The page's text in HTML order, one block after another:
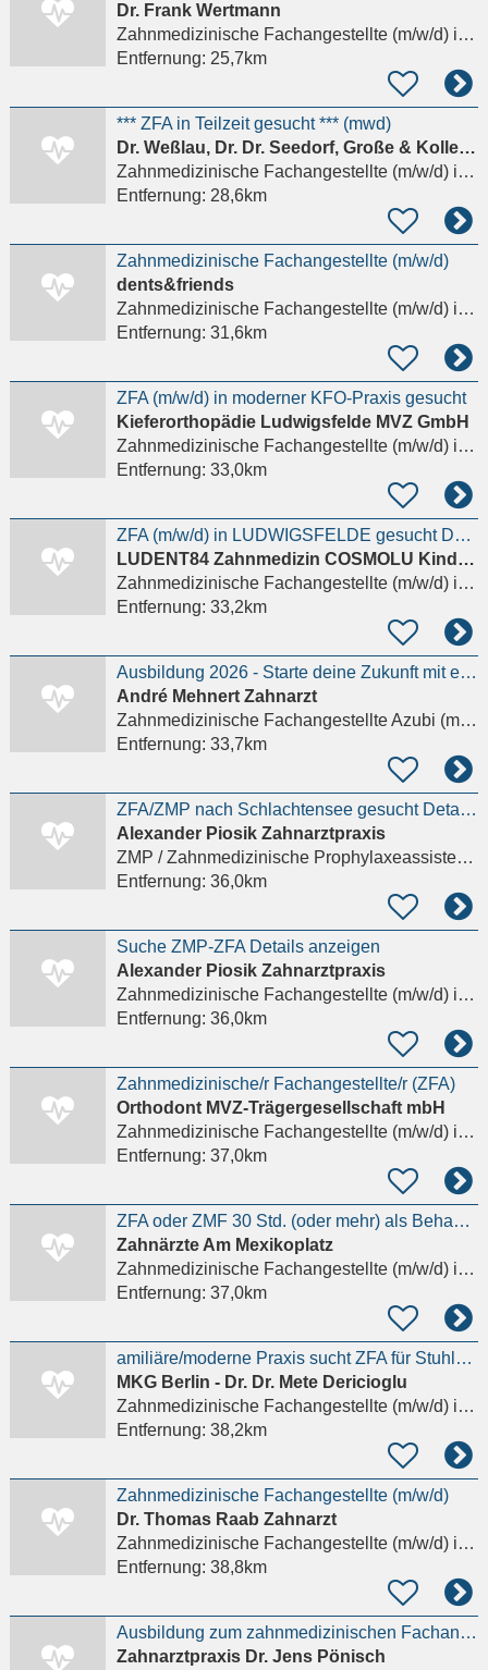
Dr. Frank Wertmann
Zahnmedizinische Fachangestellte (m/w/d)in Potsdam
Entfernung: 25,7km
*** ZFA in Teilzeit gesucht *** (mwd)
Dr. Weßlau, Dr. Dr. Seedorf, Große & Kollegen Zahnärzte
Zahnmedizinische Fachangestellte (m/w/d)in Brandenburg an der Havel
Entfernung: 28,6km
Zahnmedizinische Fachangestellte (m/w/d)
dents&friends
Zahnmedizinische Fachangestellte (m/w/d)in Berlin
Entfernung: 31,6km
ZFA (m/w/d) in moderner KFO-Praxis gesucht
Kieferorthopädie Ludwigsfelde MVZ GmbH
Zahnmedizinische Fachangestellte (m/w/d)in Ludwigsfelde
Entfernung: 33,0km
ZFA (m/w/d) in LUDWIGSFELDE gesucht Details anzeigen
LUDENT84 Zahnmedizin COSMOLU Kinderzahnheilkunde Irina Hahn und Lukas Gäbler
Zahnmedizinische Fachangestellte (m/w/d)in Ludwigsfelde, Siethen
Entfernung: 33,2km
Ausbildung 2026 - Starte deine Zukunft mit einem Lächeln!
André Mehnert Zahnarzt
Zahnmedizinische Fachangestellte Azubi (m/w/d)
Entfernung: 33,7km
ZFA/ZMP nach Schlachtensee gesucht Details anzeigen
Alexander Piosik Zahnarztpraxis
ZMP / Zahnmedizinische Prophylaxeassistenz (m/w/d)
Entfernung: 36,0km
Suche ZMP-ZFA Details anzeigen
Alexander Piosik Zahnarztpraxis
Zahnmedizinische Fachangestellte (m/w/d)in Berlin
Entfernung: 36,0km
Zahnmedizinische/r Fachangestellte/r (ZFA)
Orthodont MVZ-Trägergesellschaft mbH
Zahnmedizinische Fachangestellte (m/w/d)in Teltow
Entfernung: 37,0km
ZFA oder ZMF 30 Std. (oder mehr) als Behandlungsassistenz Details anzeigen
Zahnärzte Am Mexikoplatz
Zahnmedizinische Fachangestellte (m/w/d)in Berlin
Entfernung: 37,0km
amiliäre/moderne Praxis sucht ZFA für Stuhlassistenz m/w/d Details anzeigen
MKG Berlin - Dr. Dr. Mete Dericioglu
Zahnmedizinische Fachangestellte (m/w/d)in Berlin
Entfernung: 38,2km
Zahnmedizinische Fachangestellte (m/w/d)
Dr. Thomas Raab Zahnarzt
Zahnmedizinische Fachangestellte (m/w/d)in Nauen
Entfernung: 38,8km
Ausbildung zum zahnmedizinischen Fachangestellten (m/w/d)
Zahnarztpraxis Dr. Jens Pönisch